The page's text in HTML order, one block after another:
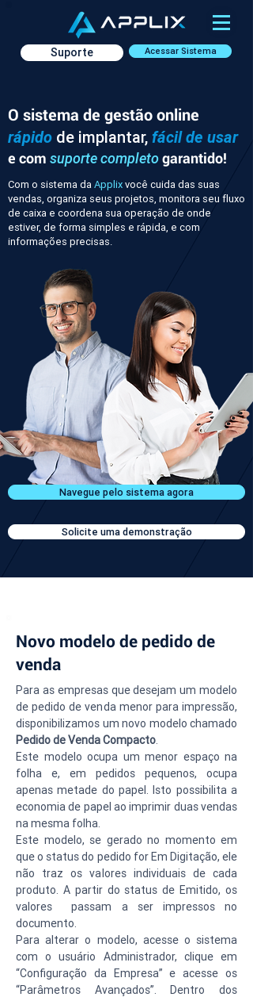
Acessar Sistema
Suporte
O sistema de gestão online
rápido de implantar, fácil de usar
e com suporte completogarantido!
Com o sistema daApplixvocê cuida das suas
vendas, organiza seus projetos, monitora seu fluxo
de caixa e coordena sua operação de onde
estiver, de forma simples e rápida, e com
informações precisas.
Navegue pelo sistema agora
Solicite uma demonstração
Novo modelo de pedido de
venda
Para as empresas que desejam um modelo
de pedido de venda menor para impressão,
Pedido de Venda Compacto.
Este modelo ocupa um menor espaço na
folha e, em pedidos pequenos, ocupa
apenas metade do papel. Isto possibilita a
economia de papel ao imprimir duas vendas
na mesma folha.
Este modelo, se gerado no momento em
que o status do pedido for Em Digitação, ele
não traz os valores individuais de cada
produto. A partir do status de Emitido, os
valores  passam a ser impressos no
documento.
Para alterar o modelo, acesse o sistema
com o usuário Administrador, clique em
“Configuração da Empresa” e acesse os
“Parâmetros Avançados”. Dentro dos